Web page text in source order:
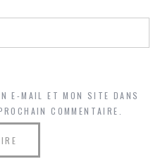
E-MAIL ET MON SITE DANS
COMMENTAIRE.